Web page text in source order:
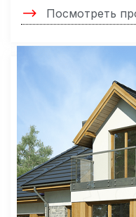
Посмотреть